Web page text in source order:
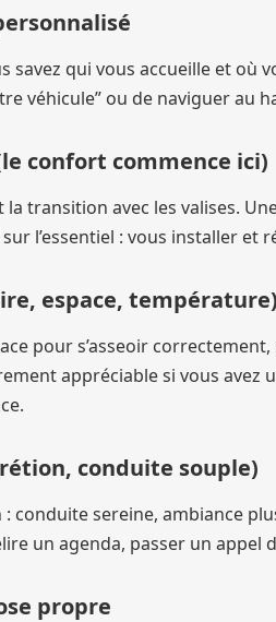
savez qui vous accueille et où
véhicule” ou de naviguer au
confort commence ici)
la transition avec les valises.
l’essentiel : vous installer et
espace, température)
pour s’asseoir
appréciable si vous
conduite souple)
conduite sereine, ambiance
un agenda, passer un
propre